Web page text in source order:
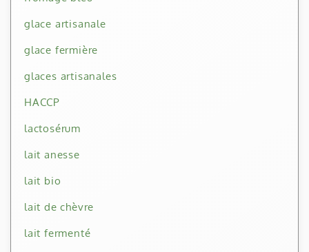
glace artisanale
glace fermière
glaces artisanales
HACCP
lactosérum
lait anesse
lait bio
lait de chèvre
lait fermenté